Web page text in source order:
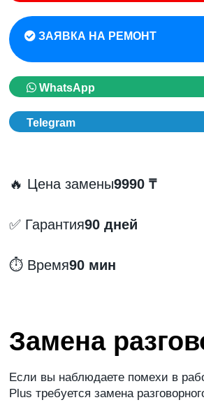
ЗАЯВКА НА РЕМОНТ
WhatsApp
Telegram
🔥 Цена замены9990 ₸
✅ Гарантия90 дней
⏱️ Время90 мин
Замена
Если вы наблюдаете помехи в
Plus требуется замена